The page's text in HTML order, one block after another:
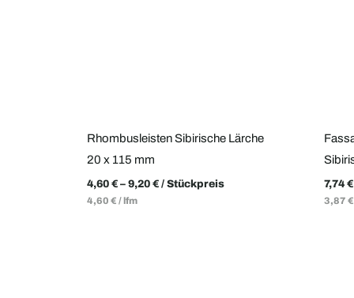
Rhombusleisten Sibirische Lärche
20 x 115 mm
4,60 € – 9,20 € / Stückpreis
4,60 € / lfm
7,74 €
3,87 €